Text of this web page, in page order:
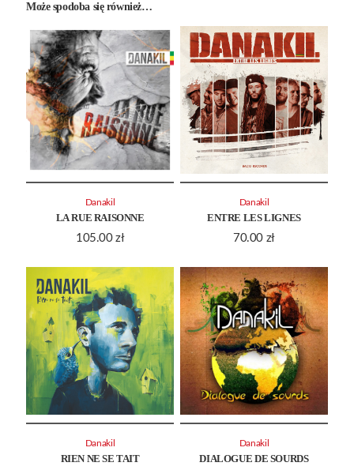
Może spodoba się również…
LA RUE RAISONNE
105.00 zł
Danakil
ENTRE LES LIGNES
70.00 zł
Danakil
RIEN NE SE TAIT
Danakil
DIALOGUE DE SOURDS
Danakil